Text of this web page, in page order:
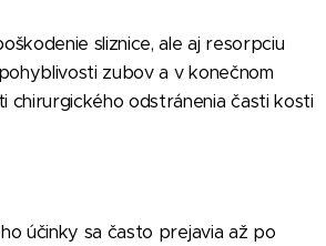
sliznice, ale aj resorpciu
zubov a v konečnom
odstránenia časti kosti
účinky sa často prejavia až po